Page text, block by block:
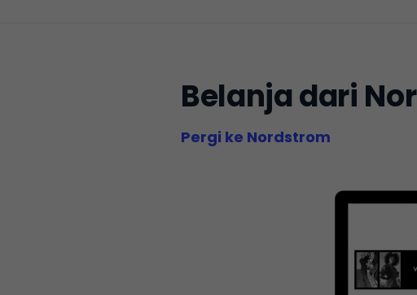
Belanja dari
Pergi ke Nordstrom